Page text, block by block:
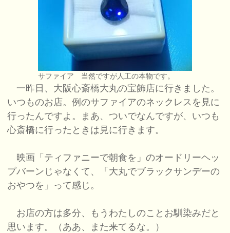
サファイア 当然ですが人工の本物です。
一昨日、大阪心斎橋大丸の宝飾店に行きました。
いつものお店。例のサファイアのネックレスを見に
行ったんですよ。まあ、ついでなんですが、いつも
心斎橋に行ったときは見に行きます。
映画「ティファニーで朝食を」のオードリーヘッ
プバーンじゃなくて、「大丸でブラックサンデーの
おやつを」って感じ。
お店の方は多分、もうわたしのことお馴染みだと
思います。（ああ、また来てるな。）